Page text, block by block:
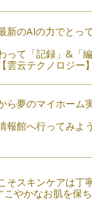
座が先日終了し
ことができ、…
・・繰り返しに耐
かせって何が良
でパッとまと…
聞かせってどれく
ただいている…
ベビーサインで
ほん」 ＢＪノヴ
うですが、皆…
新のAIの力でとっ
って「記録」&「編
雲云テクノロジー】
ら夢のマイホーム
報館へ行ってみよ
そスキンケアは丁
こやかなお肌を保